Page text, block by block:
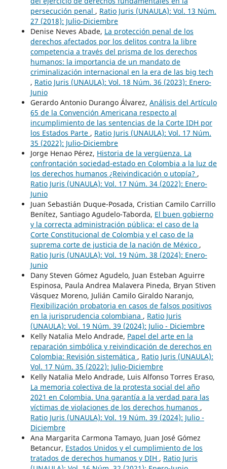
persecución penal , Ratio Juris (UNAULA): Vol. 13 Núm.
27 (2018): Julio-Diciembre
Denise Neves Abade, La protección penal de los
derechos afectados por los delitos contra la libre
competencia a través del prisma de los derechos
humanos: la importancia de un mandato de
criminalización internacional en la era de las big tech
, Ratio Juris (UNAULA): Vol. 18 Núm. 36 (2023): Enero-
Junio
Gerardo Antonio Durango Álvarez, Análisis del Artículo
65 de la Convención Americana respecto al
incumplimiento de las sentencias de la Corte IDH por
los Estados Parte , Ratio Juris (UNAULA): Vol. 17 Núm.
35 (2022): Julio-Diciembre
Jorge Henao Pérez, Historia de la vergüenza. La
confrontación sociedad-estado en Colombia a la luz de
los derechos humanos ¿Reivindicación o utopía? ,
Ratio Juris (UNAULA): Vol. 17 Núm. 34 (2022): Enero-
Junio
Juan Sebastián Duque-Posada, Cristian Camilo Carrillo
Benítez, Santiago Agudelo-Taborda, El buen gobierno
y la correcta administración pública: el caso de la
Corte Constitucional de Colombia y el caso de la
suprema corte de justicia de la nación de México ,
Ratio Juris (UNAULA): Vol. 19 Núm. 38 (2024): Enero-
Junio
Dany Steven Gómez Agudelo, Juan Esteban Aguirre
Espinosa, Paula Andrea Malavera Pineda, Bryan Stiven
Vásquez Moreno, Julián Camilo Giraldo Naranjo,
Flexibilización probatoria en casos de falsos positivos
en la jurisprudencia colombiana , Ratio Juris
(UNAULA): Vol. 19 Núm. 39 (2024): Julio - Diciembre
Kelly Natalia Melo Andrade, Papel del arte en la
reparación simbólica y reivindicación de derechos en
Colombia: Revisión sistemática , Ratio Juris (UNAULA):
Vol. 17 Núm. 35 (2022): Julio-Diciembre
Kelly Natalia Melo Andrade, Luis Alfonso Torres Eraso,
La memoria colectiva de la protesta social del año
2021 en Colombia. Una garantía a la verdad para las
víctimas de violaciones de los derechos humanos ,
Ratio Juris (UNAULA): Vol. 19 Núm. 39 (2024): Julio -
Diciembre
Ana Margarita Carmona Tamayo, Juan José Gómez
Betancur, Estados Unidos y el cumplimiento de los
tratados de derechos humanos y DIH , Ratio Juris